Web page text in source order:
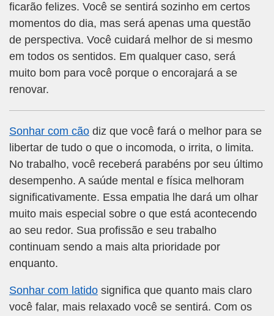
ficarão felizes. Você se sentirá sozinho em certos
momentos do dia, mas será apenas uma questão
de perspectiva. Você cuidará melhor de si mesmo
em todos os sentidos. Em qualquer caso, será
muito bom para você porque o encorajará a se
renovar.
Sonhar com cão diz que você fará o melhor para se
libertar de tudo o que o incomoda, o irrita, o limita.
No trabalho, você receberá parabéns por seu último
desempenho. A saúde mental e física melhoram
significativamente. Essa empatia lhe dará um olhar
muito mais especial sobre o que está acontecendo
ao seu redor. Sua profissão e seu trabalho
continuam sendo a mais alta prioridade por
enquanto.
Sonhar com latido significa que quanto mais claro
você falar, mais relaxado você se sentirá. Com os